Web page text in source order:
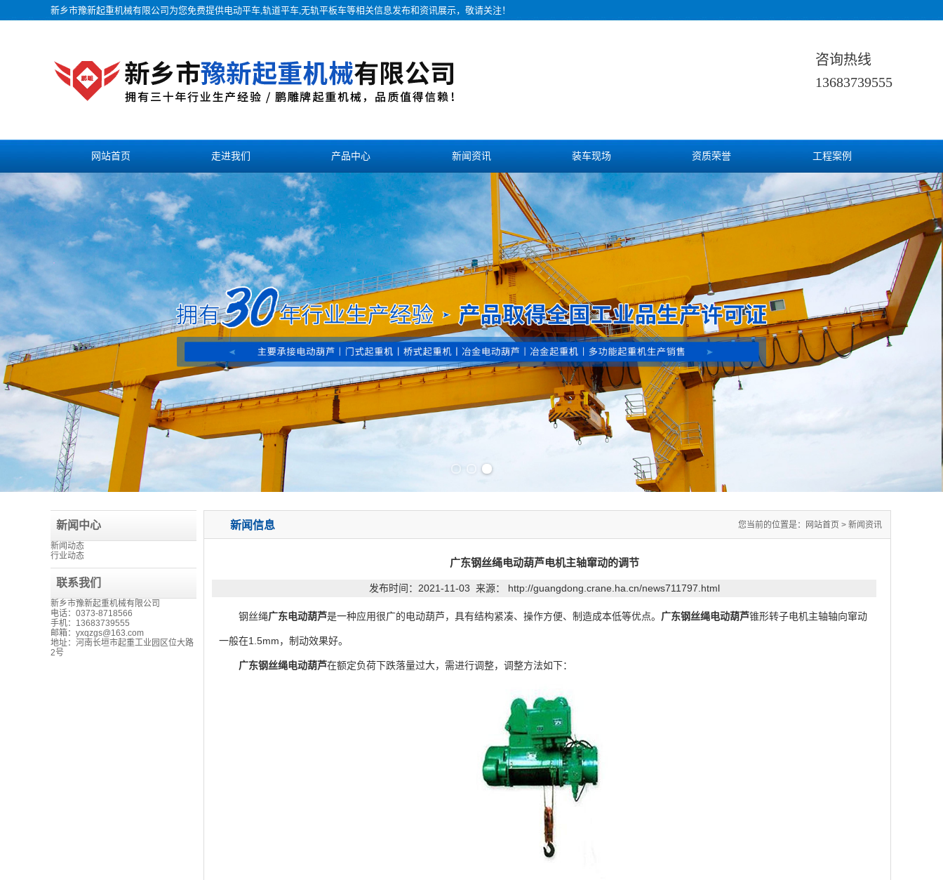
新乡市豫新起重机械有限公司为您免费提供电动平车,轨道平车,无轨平板车等相关信息发布和资讯展示，敬请关注！
咨询热线
13683739555
网站首页 走进我们 产品中心 新闻资讯 装车现场 资质荣誉 工程案例
联系我们
新闻中心
新闻动态
行业动态
联系我们
新乡市豫新起重机械有限公司
电话：0373-8718566
手机：13683739555
邮箱： yxqzgs@163.com
地址：河南长垣市起重工业园区位大路
2号
新闻信息 您当前的位置是： 网站首页 > 新闻资讯
广东钢丝绳电动葫芦电机主轴窜动的调节
发布时间：2021-11-03 来源： http://guangdong.crane.ha.cn/news711797.html
钢丝绳广东电动葫芦是一种应用很广的电动葫芦，具有结构紧凑、操作方便、制造成本低等优点。 广东钢丝绳电动葫芦锥形转子电机主轴轴向窜动
一般在1.5mm，制动效果好。
广东钢丝绳电动葫芦在额定负荷下跌落量过大，需进行调整，调整方法如下：